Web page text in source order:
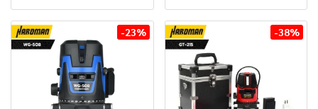
-23% -38%